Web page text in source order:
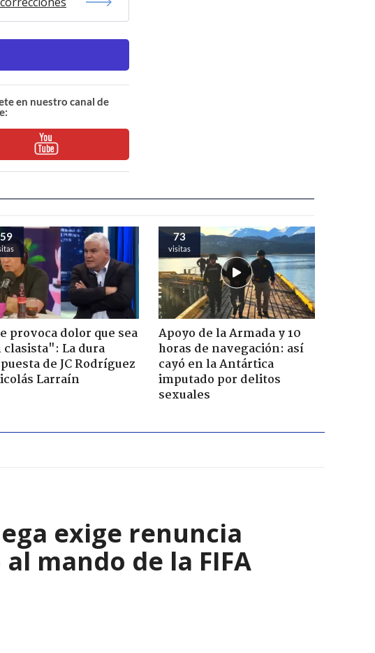
en nuestro canal de
provoca dolor que sea
clasista": La dura
de JC Rodríguez
Larraín
73
visitas
Apoyo de la Armada y 10
horas de navegación: así
cayó en la Antártica
imputado por delitos
sexuales
exige renuncia
mando de la FIFA